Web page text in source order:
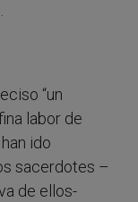
“un
labor de
ido
sacerdotes –
de ellos-